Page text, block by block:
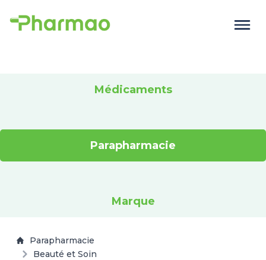
Médicaments
Parapharmacie
Marque
Parapharmacie
Beauté et Soin